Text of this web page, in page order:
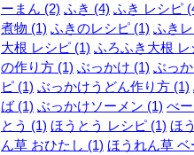
ーまん (2) ふき (4) ふき レシピ
煮物 (1) ふきのレシピ (1) ふき
大根 レシピ (1) ふろふき大根
の作り方 (1) ぶっかけ (1) ぶっ
ピ (1) ぶっかけうどん作り方 (1)
ば (1) ぶっかけソーメン (1) べ
とう (1) ほうとう レシピ (1) ほ
ん草 おひたし (1) ほうれん草 ベ